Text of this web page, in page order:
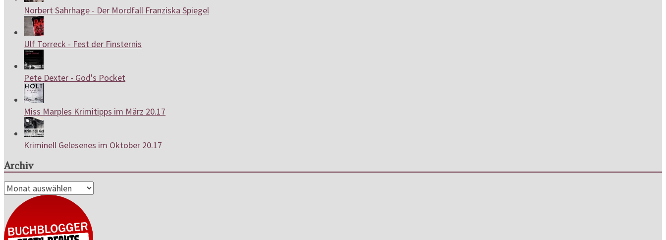
Norbert Sahrhage - Der Mordfall Franziska Spiegel
Ulf Torreck - Fest der Finsternis
Pete Dexter - God's Pocket
Miss Marples Krimitipps im März 20.17
Kriminell Gelesenes im Oktober 20.17
Archiv
Archiv